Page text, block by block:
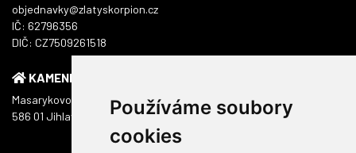
Používáme soubory
cookies
objednavky@zlatyskorpion.cz
IČ: 62796356
DIČ: CZ7509261518
KAMENNÁ PRODEJNA
Masarykovo náměstí 1217/51
586 01 Jihlava